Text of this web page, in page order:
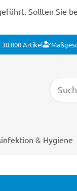
Sollten Sie
30.000 Artikel
& Hygiene